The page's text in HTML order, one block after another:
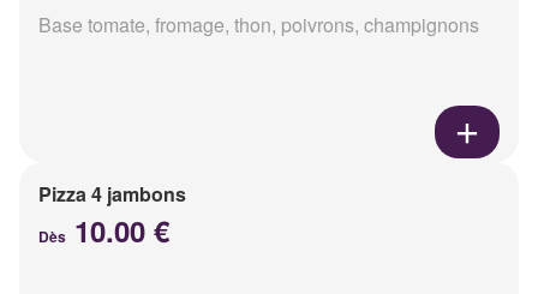
Base tomate, fromage, thon, poivrons, champignons
Pizza 4 jambons
Dès 10.00 €